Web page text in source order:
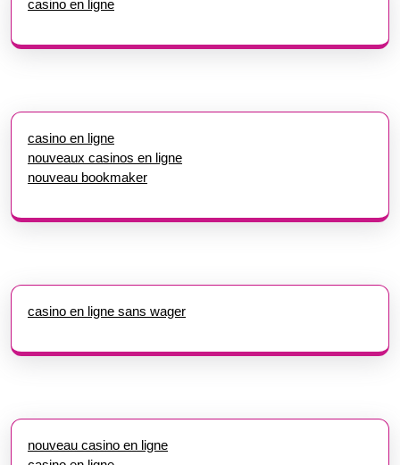
casino en ligne
casino en ligne
nouveaux casinos en ligne
nouveau bookmaker
casino en ligne sans wager
nouveau casino en ligne